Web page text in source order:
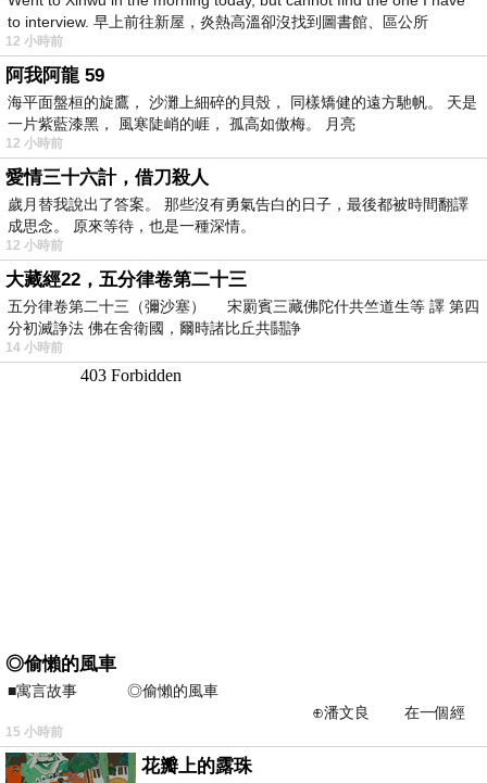
to interview. 早上前往新屋，炎熱高溫卻沒找到圖書館、區公所
12 小時前
阿我阿龍 59
海平面盤桓的旋鷹， 沙灘上細碎的貝殼， 同樣矯健的遠方馳帆。 天是
一片紫藍漆黑， 風寒陡峭的崕， 孤高如傲梅。 月亮
12 小時前
愛情三十六計，借刀殺人
歲月替我說出了答案。 那些沒有勇氣告白的日子，最後都被時間翻譯
成思念。 原來等待，也是一種深情。
12 小時前
大藏經22，五分律卷第二十三
五分律卷第二十三（彌沙塞） 宋罽賓三藏佛陀什共竺道生等 譯 第四
分初滅諍法 佛在舍衛國，爾時諸比丘共鬪諍
14 小時前
◎偷懶的風車
■寓言故事 ◎偷懶的風車
⊕潘文良 在一個經
常颳風的山丘上—&m
15 小時前
花瓣上的露珠